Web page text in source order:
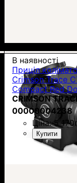
В наявності
Приціл
Crimson Trace
Compact Red
CRIMSON
00000004238
Ціна:5 170
Купити